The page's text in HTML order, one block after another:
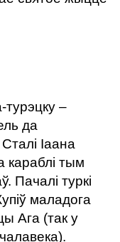
турэцку –
да
Іаана
караблі тым
Пачалі туркі
маладога
Ага (так у